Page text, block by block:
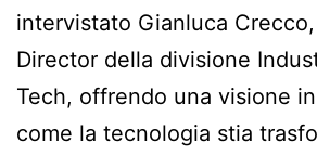
intervistato Gianluca
Director della divisione
Tech, offrendo una visione
come la tecnologia stia